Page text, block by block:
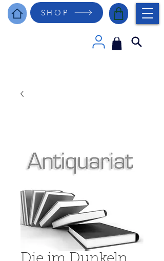
SHOP